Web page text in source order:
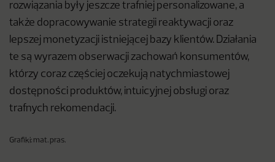
rozwiązania były jeszcze trafniej personalizowane, a
także dopracowywanie strategii reaktywacji oraz
lepszej monetyzacji istniejącej bazy klientów. Działania
te są wyrazem obserwacji zachowań konsumentów,
którzy coraz częściej oczekują natychmiastowej
dostępności produktów, intuicyjnej obsługi oraz
trafnych rekomendacji.
Grafiki: mat. pras.